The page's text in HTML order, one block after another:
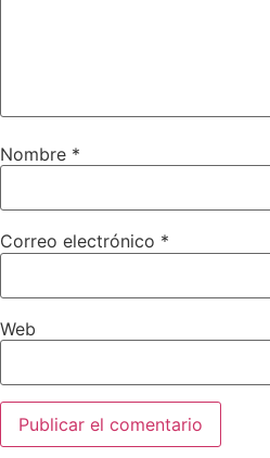
Nombre *
Correo electrónico *
Web